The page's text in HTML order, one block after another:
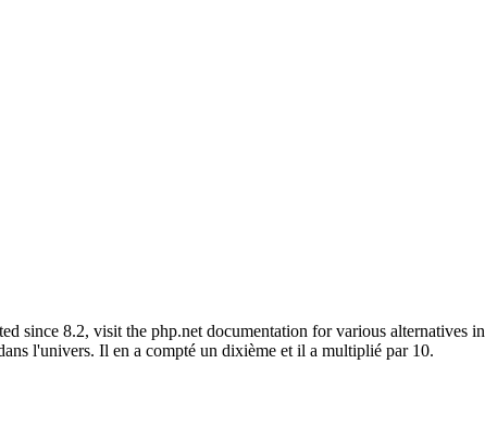
since 8.2, visit the php.net documentation for various alternatives in
l'univers. Il en a compté un dixième et il a multiplié par 10.